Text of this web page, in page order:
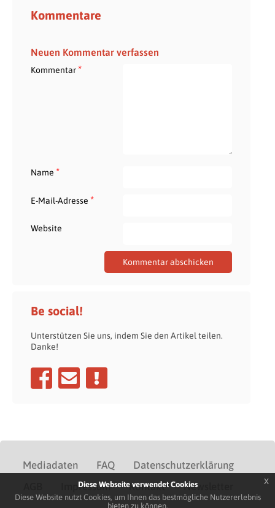
Kommentare
Neuen Kommentar verfassen
Kommentar*
Name *
E-Mail-Adresse *
Website
Be social!
Unterstützen Sie uns, indem Sie den Artikel teilen.
Danke!
Mediadaten FAQ
Datenschutzerklärung
Impressum Kontakt Newsletter
Diese Webseite verwendet Cookies
Diese Website nutzt Cookies, um Ihnen das bestmögliche Nutzererlebnis
bieten zu können.
x